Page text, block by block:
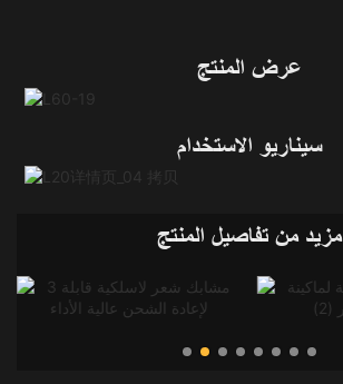
عرض المنتج
سيناريو الاستخدام
مزيد من تفاصيل المنتج